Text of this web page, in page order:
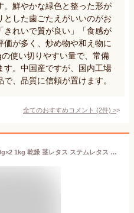
。鮮やかな緑色と整った形が
した歯ごたえがいいのがお
きれいで質が良い」「食感が
価が多く、炒め物や和え物に
使い切りやすい量で、常備
す。中国産ですが、国内工場
、品質に信頼が置けます。
全てのおすすめコメント (2件) >
【M239】山くらげ カット 500g×2 1kg 乾燥 茎レタス ステムレタス コリコリ食感 業務用 中華食材 前菜 和え物 炒め物 ラー油漬け 水戻し簡単 大容量 常温保存 低カロリー 食物繊維 おつまみ 惣菜 中国産